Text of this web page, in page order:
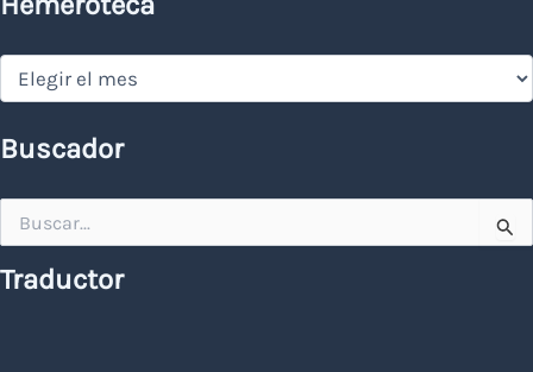
Hemeroteca
Buscador
por:
Traductor